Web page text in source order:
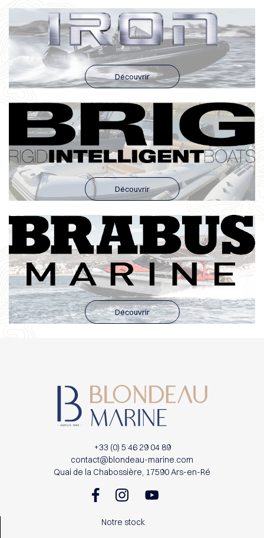
Découvrir
Découvrir
Découvrir
+33 (0) 5 46 29 04 89
contact@blondeau-marine.com
Quai de la Chabossière, 17590 Ars-en-Ré
Notre stock